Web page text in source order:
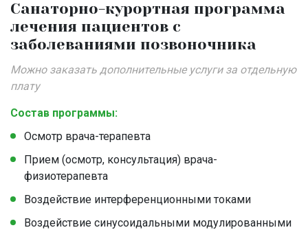
Санаторно-курортная программа
лечения пациентов с
заболеваниями позвоночника
Можно заказать дополнительные услуги за отдельную
плату
Состав программы:
Осмотр врача-терапевта
Прием (осмотр, консультация) врача-
физиотерапевта
Воздействие интерференционными токами
Воздействие синусоидальными модулированными